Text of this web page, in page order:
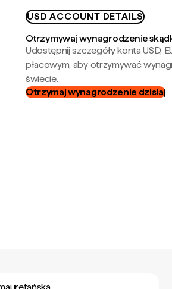
USD ACCOUNT DETAILS
Otrzymywaj wynagrodzenie
Udostępnij szczegóły konta USD,
płacowym, aby otrzymywać
świecie.
Otrzymaj wynagrodzenie dzisiaj